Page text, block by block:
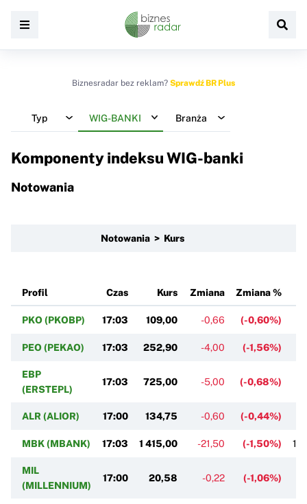
Biznesradar bez reklam? Sprawdź BR Plus
Typ WIG-BANKI Branża
Komponenty indeksuWIG-banki
Notowania
Notowania > Kurs
Profil Czas Kurs Zmiana Zmiana %
PKO (PKOBP) 17:03 109,00 -0,66 (-0,60%)
PEO (PEKAO) 17:03 252,90 -4,00 (-1,56%)
EBP
(ERSTEPL)
17:03 725,00 -5,00 (-0,68%)
ALR (ALIOR) 17:00 134,75 -0,60 (-0,44%)
MBK (MBANK) 17:03 1 415,00 -21,50 (-1,50%) 1
MIL
(MILLENNIUM)
17:00 20,58 -0,22 (-1,06%)